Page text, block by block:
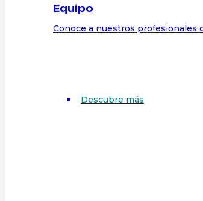
Equipo
Conoce a nuestros profesionales
Descubre más